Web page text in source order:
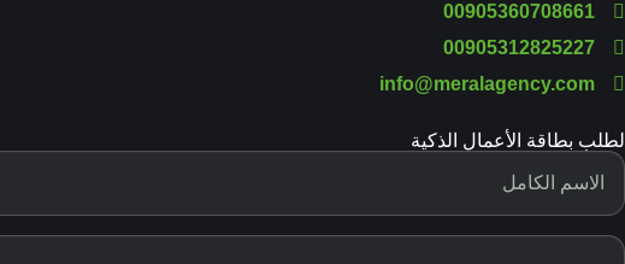
00905360708661
00905312825227
info@meralagency.com
لطلب بطاقة الأعمال الذكية